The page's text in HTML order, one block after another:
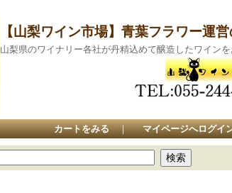
【山梨ワイン市場】青葉フラワー運
山梨県のワイナリー各社が丹精込めて醸造したワイン
カートをみる ｜ マイページへログイ